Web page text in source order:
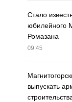
Стало
юбилейного
Ромазана
09:45
выпускать